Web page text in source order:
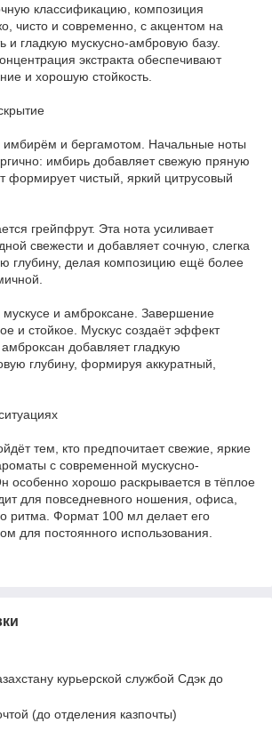
классификацию, композиция
чисто и современно, с акцентом на
и гладкую мускусно-амбровую базу.
экстракта обеспечивают
и хорошую стойкость.
имбирём и бергамотом. Начальные ноты
имбирь добавляет свежую пряную
формирует чистый, яркий цитрусовый
грейпфрут. Эта нота усиливает
свежести и добавляет сочную, слегка
глубину, делая композицию ещё более
мускусе и амброксане. Завершение
и стойкое. Мускус создаёт эффект
добавляет гладкую
глубину, формируя аккуратный,
тем, кто предпочитает свежие, яркие
с современной мускусно-
особенно хорошо раскрывается в тёплое
для повседневного ношения, офиса,
ритма. Формат 100 мл делает его
для постоянного использования.
курьерской службой Сдэк до
(до отделения казпочты)